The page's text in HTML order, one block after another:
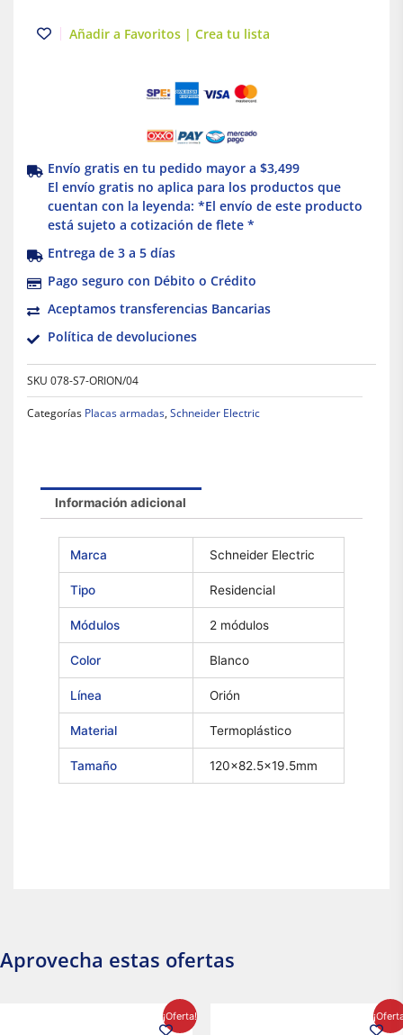
Añadir a Favoritos | Crea tu lista
Envío gratis en tu pedido mayor a $3,499
El envío gratis no aplica para los productos que
cuentan con la leyenda: *El envío de este producto
está sujeto a cotización de flete *
Entrega de 3 a 5 días
Pago seguro con Débito o Crédito
Aceptamos transferencias Bancarias
Política de devoluciones
SKU 078-S7-ORION/04
Categorías Placas armadas, Schneider Electric
Información adicional
Marca Schneider Electric
Tipo Residencial
Módulos 2 módulos
Color Blanco
Línea Orión
Material Termoplástico
Tamaño 120×82.5×19.5mm
Aprovecha estas ofertas
¡Oferta!
precio
precio